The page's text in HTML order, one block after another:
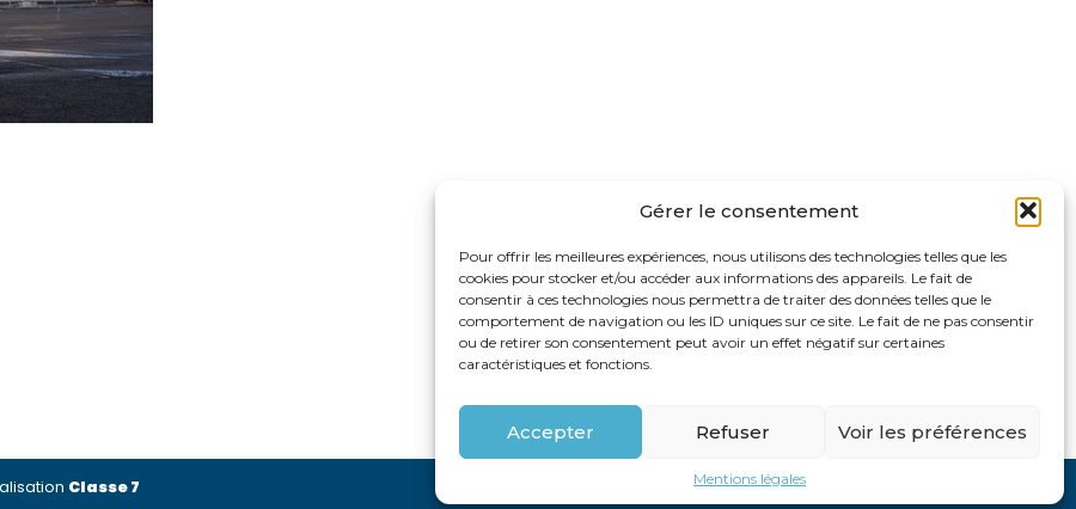
Gérer le consentement
Pour offrir les meilleures expériences, nous utilisons des technologies telles que les
cookies pour stocker et/ou accéder aux informations des appareils. Le fait de
consentir à ces technologies nous permettra de traiter des données telles que le
comportement de navigation ou les ID uniques sur ce site. Le fait de ne pas consentir
ou de retirer son consentement peut avoir un effet négatif sur certaines
caractéristiques et fonctions.
Accepter Refuser Voir les préférences
Mentions légales
Footer
Principale
Classe 7